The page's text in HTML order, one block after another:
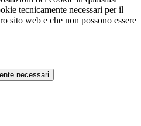
tecnicamente necessari per il
sito web e che non possono essere
necessari